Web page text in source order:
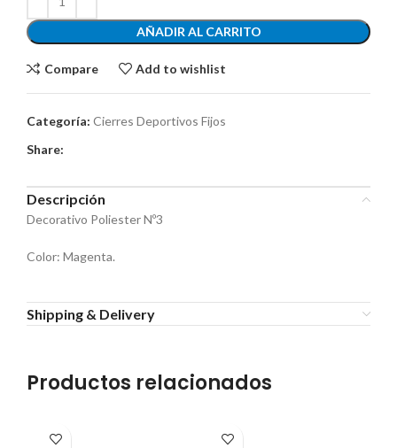
AÑADIR AL CARRITO
Compare Add to wishlist
Categoría: Cierres Deportivos Fijos
Share:
Descripción
Decorativo Poliester Nº3
Color: Magenta.
Shipping & Delivery
Productos relacionados